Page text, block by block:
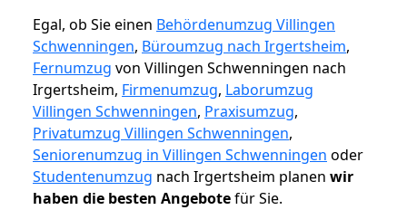
Egal, ob Sie einen Behördenumzug Villingen
Schwenningen, Büroumzug nach Irgertsheim,
Fernumzug von Villingen Schwenningen nach
Irgertsheim, Firmenumzug, Laborumzug
Villingen Schwenningen, Praxisumzug,
Privatumzug Villingen Schwenningen,
Seniorenumzug in Villingen Schwenningen oder
Studentenumzug nach Irgertsheim planen wir
haben die besten Angebotefür Sie.